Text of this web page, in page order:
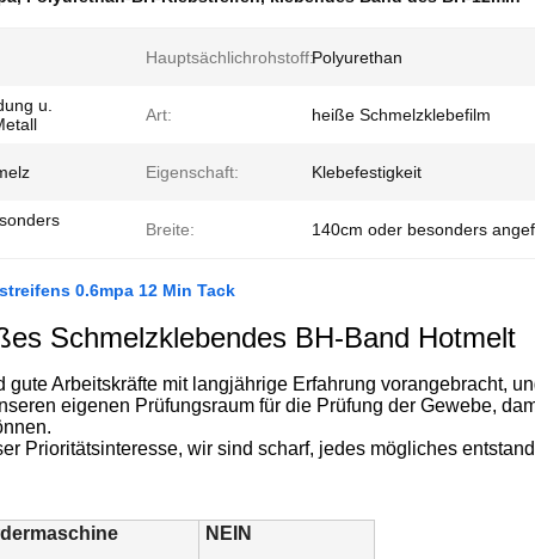
Hauptsächlichrohstoff:Polyurethan
u.
Art: heiße Schmelzklebefilm
Eigenschaft: Klebefestigkeit
Breite: 140cm oder besonders
0.6mpa 12 Min Tack
Schmelzklebendes BH-Band Hotmelt
Arbeitskräfte mit langjährige Erfahrung vorangebracht,
eigenen Prüfungsraum für die Prüfung der Gewebe,
Prioritätsinteresse, wir sind scharf, jedes mögliches
NEIN